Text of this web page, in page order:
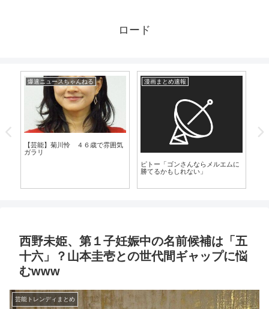
ロード
爆速ニュースちゃんねる
【芸能】菊川怜 ４６歳で雰囲気
ガラリ
漫画まとめ速報
ピトー「ゴンさんならメルエムに
勝てるかもしれない」
西野未姫、第１子妊娠中の名前候補は「五
十六」？山本圭壱との世代間ギャップに悩
むwww
芸能トレンディまとめ